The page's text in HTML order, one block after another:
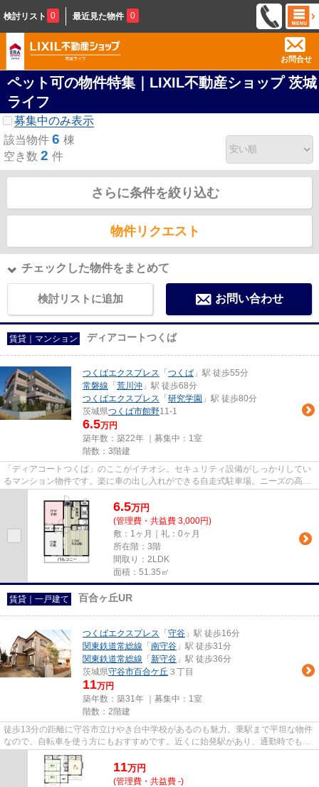
検討リスト 0 最近見た物件 0
お問合せ
ペット可の物件特集｜LIXIL不動産ショップ 茨城
ライフ
募集中のみ表示
該当物件 6 棟
空き数 2 件
さらに条件を絞り込む
物件リクエスト
チェックした物件をまとめて
検討リストに追加 お問い合わせ
賃貸｜マンション ディアコートつくば
つくばエクスプレス 「 つくば 」駅 徒歩55分
常磐線 「 荒川沖 」駅 徒歩68分
つくばエクスプレス 「 研究学園 」駅 徒歩80分
茨城県つくば市館野11-1
6.5万円
築年数：築22年 ｜募集中： 1室
階数：3階建
「ディアコートつくば」のここがイチオシ。セキュリティ設備がしっかりしてい
るマンション物件です。楽に車の出し入れができる自走式駐車場。ニーズの高
い、陽当たり環境良好な物件で...
6.5万円
(管理費・共益費 3,000円)
敷：1ヶ月｜礼：0ヶ月
所在階：3階
間取り：2LDK
面積：51.35㎡
賃貸｜一戸建て 百合ヶ丘UR
つくばエクスプレス 「 守谷 」駅 徒歩16分
関東鉄道常総線 「 南守谷 」駅 徒歩31分
関東鉄道常総線 「 新守谷 」駅 徒歩36分
茨城県守谷市百合ケ丘 ３丁目
11万円
築年数：築31年 ｜募集中： 1室
階数：2階建
徒歩13分の距離に守谷市立けやき台中学校があるのも魅力。乗駅まで平坦な物件
なので、自転車を使う方にもおすすめです。近くに始発駅があり、通勤時でも電
車に座りやすいです。2沿線利...
11万円
(管理費・共益費 -)